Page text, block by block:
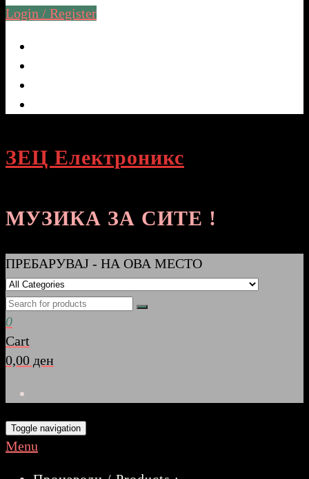
Login / Register
ЗЕЦ Електроникс
МУЗИКА ЗА СИТЕ !
ПРЕБАРУВАЈ - НА ОВА МЕСТО
0
Cart
0,00 ден
Toggle navigation
Menu